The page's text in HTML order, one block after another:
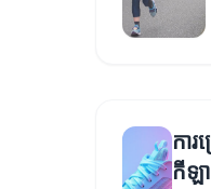
ការ
កីឡា